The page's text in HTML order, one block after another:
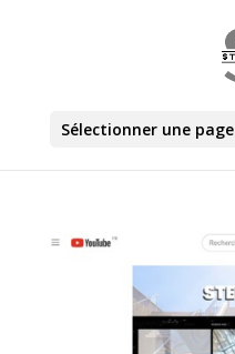
Sélectionner une page